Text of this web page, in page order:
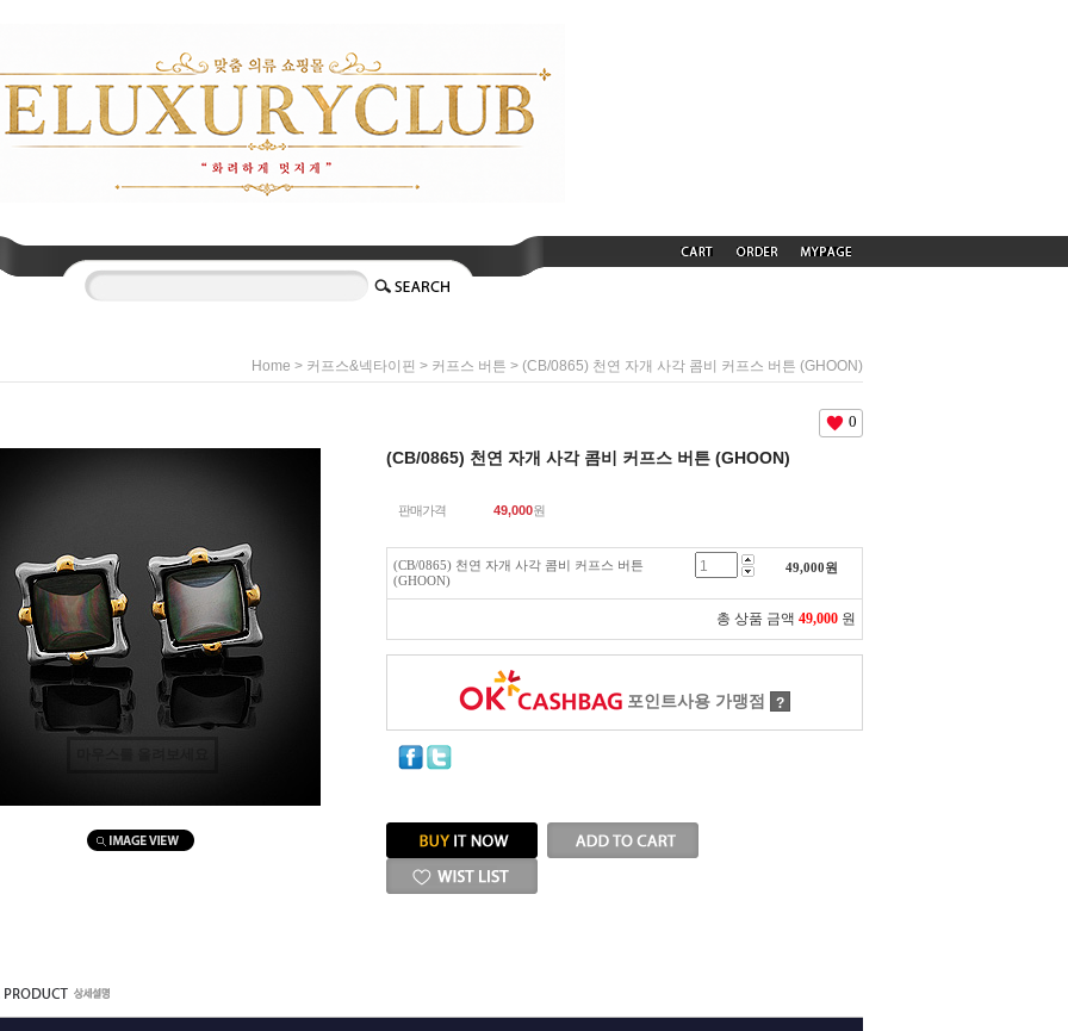
Home > 커프스&넥타이핀 > 커프스 버튼 > (CB/0865) 천연 자개 사각 콤비 커프스 버튼 (GHOON)
0
(CB/0865) 천연 자개 사각 콤비 커프스 버튼 (GHOON)
판매가격 49,000원
(CB/0865) 천연 자개 사각 콤비 커프스 버튼
(GHOON)
49,000원
총 상품 금액 49,000 원
포인트사용 가맹점 ?